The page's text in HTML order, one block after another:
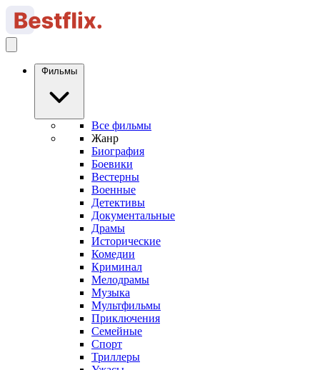
Фильмы
Все фильмы
Жанр
Биография
Боевики
Вестерны
Военные
Детективы
Документальные
Драмы
Исторические
Комедии
Криминал
Мелодрамы
Музыка
Мультфильмы
Приключения
Семейные
Спорт
Триллеры